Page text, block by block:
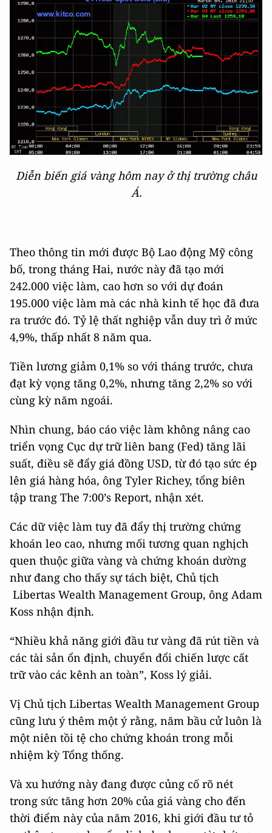
Diễn biến giá vàng hôm nay ở thị trường châu
Á.
Theo thông tin mới được Bộ Lao động Mỹ công
bố, trong tháng Hai, nước này đã tạo mới
242.000 việc làm, cao hơn so với dự đoán
195.000 việc làm mà các nhà kinh tế học đã đưa
ra trước đó. Tỷ lệ thất nghiệp vẫn duy trì ở mức
4,9%, thấp nhất 8 năm qua.
Tiền lương giảm 0,1% so với tháng trước, chưa
đạt kỳ vọng tăng 0,2%, nhưng tăng 2,2% so với
cùng kỳ năm ngoái.
Nhìn chung, báo cáo việc làm không nâng cao
triển vọng Cục dự trữ liên bang (Fed) tăng lãi
suất, điều sẽ đẩy giá đồng USD, từ đó tạo sức ép
lên giá hàng hóa, ông Tyler Richey, tổng biên
tập trang The 7:00’s Report, nhận xét.
Các dữ việc làm tuy đã đẩy thị trường chứng
khoán leo cao, nhưng mối tương quan nghịch
quen thuộc giữa vàng và chứng khoán dường
như đang cho thấy sự tách biệt, Chủ tịch
Libertas Wealth Management Group, ông Adam
Koss nhận định.
“Nhiều khả năng giới đầu tư vàng đã rút tiền và
các tài sản ổn định, chuyển đổi chiến lược cất
trữ vào các kênh an toàn”, Koss lý giải.
Vị Chủ tịch Libertas Wealth Management Group
cũng lưu ý thêm một ý rằng, năm bầu cử luôn là
một niên tồi tệ cho chứng khoán trong mỗi
nhiệm kỳ Tổng thống.
Và xu hướng này đang được củng cố rõ nét
trong sức tăng hơn 20% của giá vàng cho đến
thời điểm này của năm 2016, khi giới đầu tư tỏ